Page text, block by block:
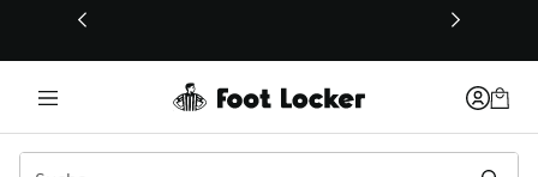
Dieser Link öffnet sich in einem neuen Fenster